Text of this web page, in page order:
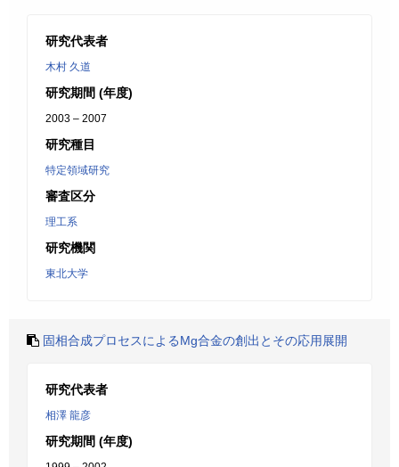
研究代表者
木村 久道
研究期間 (年度)
2003 – 2007
研究種目
特定領域研究
審査区分
理工系
研究機関
東北大学
固相合成プロセスによるMg合金の創出とその応用展開
研究代表者
相澤 龍彦
研究期間 (年度)